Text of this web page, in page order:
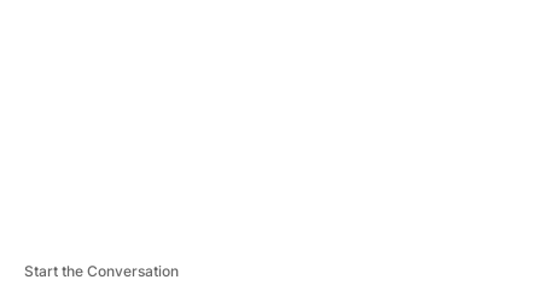
Start the Conversation